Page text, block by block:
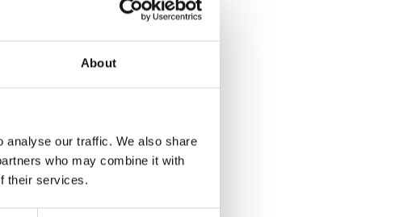
About
analyse our traffic. We also share
who may combine it with
their services.
wokół
producent oczyszczaczy
hybrydowych klasy E-F.
ważny społecznie problem,